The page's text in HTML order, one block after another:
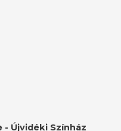
Újvidéki Színház